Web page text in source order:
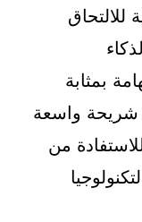
للالتحاق
بمثابة
شريحة واسعة
من